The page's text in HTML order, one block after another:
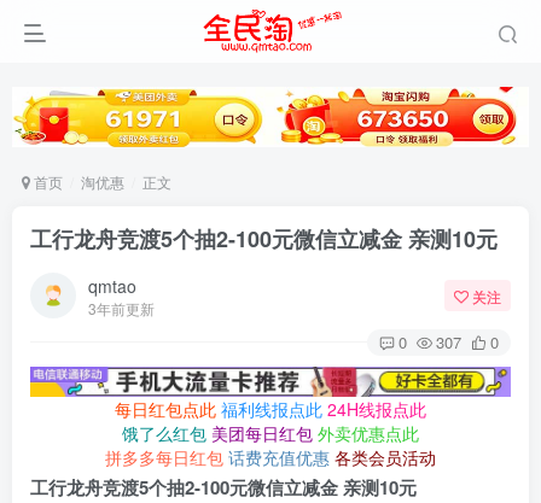
首页 淘优惠 正文
工行龙舟竞渡5个抽2-100元微信立减金 亲测10元
qmtao
3年前更新
关注
0 307 0
每日红包点此 福利线报点此 24H线报点此
饿了么红包 美团每日红包 外卖优惠点此
拼多多每日红包 话费充值优惠 各类会员活动
工行龙舟竞渡5个抽2-100元微信立减金 亲测10元